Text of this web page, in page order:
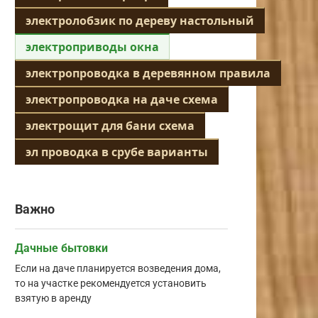
электролобзик по дереву настольный
электроприводы окна
электропроводка в деревянном правила
электропроводка на даче схема
электрощит для бани схема
эл проводка в срубе варианты
Важно
Дачные бытовки
Если на даче планируется возведения дома,
то на участке рекомендуется установить
взятую в аренду